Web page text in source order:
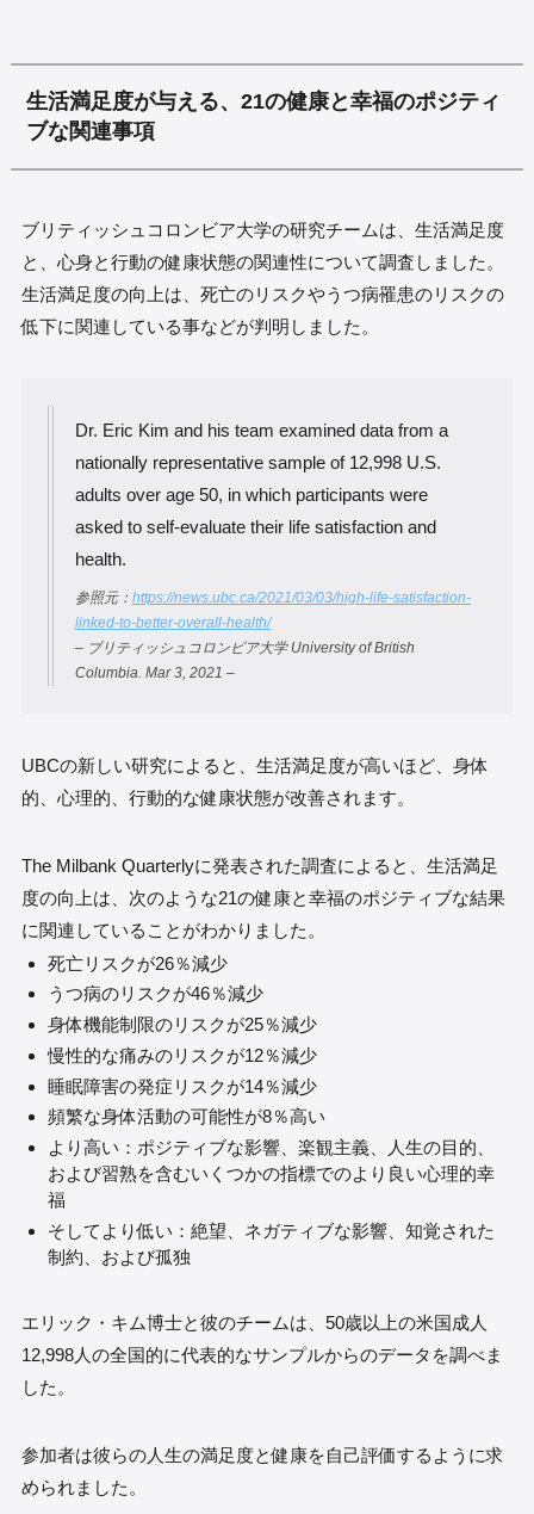
生活満足度が与える、21の健康と幸福のポジティ
ブな関連事項
ブリティッシュコロンビア大学の研究チームは、生活満足度
と、心身と行動の健康状態の関連性について調査しました。
生活満足度の向上は、死亡のリスクやうつ病罹患のリスクの
低下に関連している事などが判明しました。
Dr. Eric Kim and his team examined data from a
nationally representative sample of 12,998 U.S.
adults over age 50, in which participants were
asked to self-evaluate their life satisfaction and
health.
参照元： https://news.ubc.ca/2021/03/03/high-life-satisfaction-
linked-to-better-overall-health/
– ブリティッシュコロンビア大学 University of British
Columbia. Mar 3, 2021 –
UBCの新しい研究によると、生活満足度が高いほど、身体
的、心理的、行動的な健康状態が改善されます。
The Milbank Quarterlyに発表された調査によると、生活満足
度の向上は、次のような21の健康と幸福のポジティブな結果
に関連していることがわかりました。
死亡リスクが26％減少
うつ病のリスクが46％減少
身体機能制限のリスクが25％減少
慢性的な痛みのリスクが12％減少
睡眠障害の発症リスクが14％減少
頻繁な身体活動の可能性が8％高い
より高い：ポジティブな影響、楽観主義、人生の目的、
および習熟を含むいくつかの指標でのより良い心理的幸
福
そしてより低い：絶望、ネガティブな影響、知覚された
制約、および孤独
エリック・キム博士と彼のチームは、50歳以上の米国成人
12,998人の全国的に代表的なサンプルからのデータを調べま
した。
参加者は彼らの人生の満足度と健康を自己評価するように求
められました。